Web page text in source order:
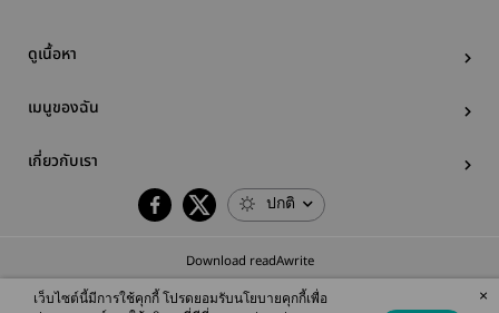
ดูเนื้อหา
เมนูของฉัน
เกี่ยวกับเรา
ปกติ
Download readAwrite
เว็บไซต์นี้มีการใช้คุกกี้ โปรดยอมรับนโยบายคุกกี้เพื่อ
×